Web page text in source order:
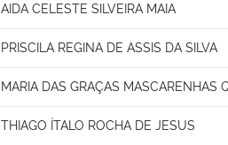
AIDA CELESTE SILVEIRA MAIA
PRISCILA REGINA DE ASSIS DA SILVA
MARIA DAS GRAÇAS MASCARENHAS
THIAGO ÍTALO ROCHA DE JESUS